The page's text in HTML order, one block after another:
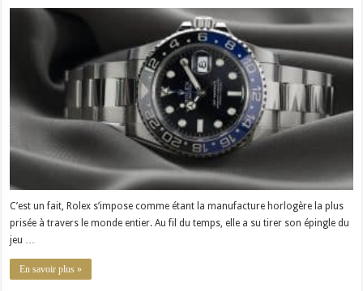
C’est un fait, Rolex s’impose comme étant la manufacture horlogère la plus
prisée à travers le monde entier. Au fil du temps, elle a su tirer son épingle du
jeu …
En savoir plus »